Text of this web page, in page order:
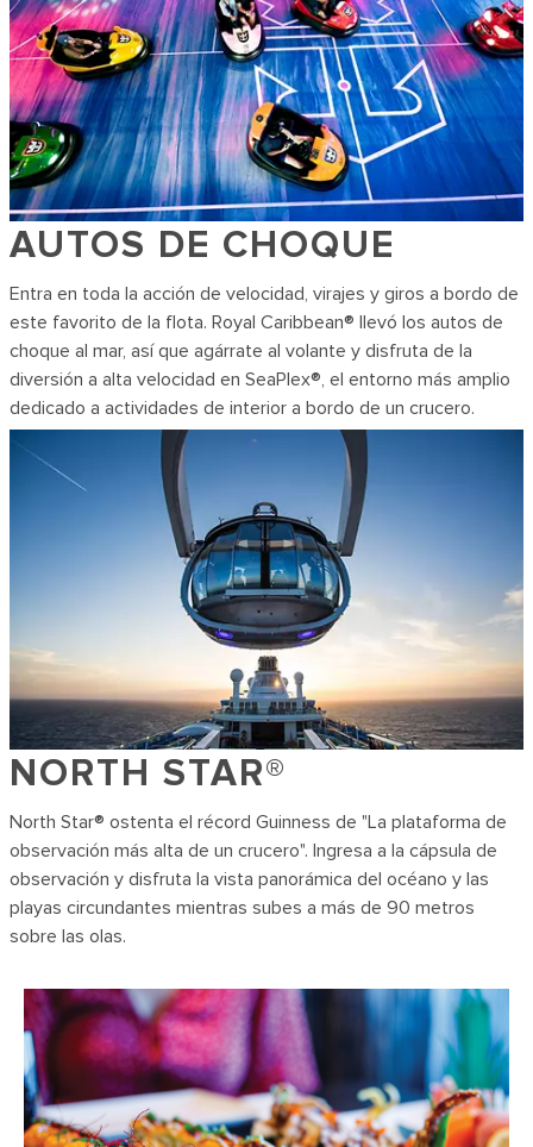
AUTOS DE CHOQUE
Entra en toda la acción de velocidad, virajes y giros a bordo de
este favorito de la flota. Royal Caribbean® llevó los autos de
choque al mar, así que agárrate al volante y disfruta de la
diversión a alta velocidad en SeaPlex®, el entorno más amplio
dedicado a actividades de interior a bordo de un crucero.
NORTH STAR®
North Star® ostenta el récord Guinness de "La plataforma de
observación más alta de un crucero". Ingresa a la cápsula de
observación y disfruta la vista panorámica del océano y las
playas circundantes mientras subes a más de 90 metros
sobre las olas.